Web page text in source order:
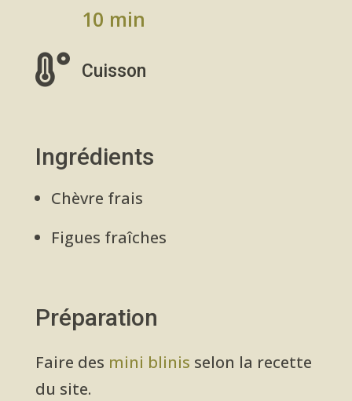
10 min
 Cuisson
Ingrédients
Chèvre frais
Figues fraîches
Préparation
Faire des mini blinis selon la recette
du site.